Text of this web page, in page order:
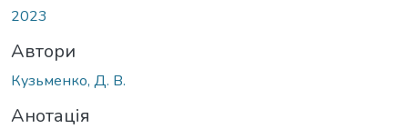
2023
Автори
Кузьменко, Д. В.
Анотація